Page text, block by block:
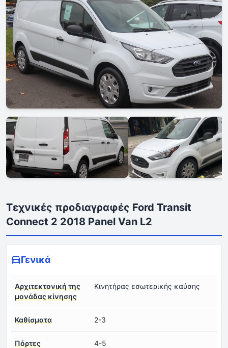
Τεχνικές προδιαγραφές Ford Transit
Connect 2 2018 Panel Van L2
Γενικά
Αρχιτεκτονική της
μονάδας κίνησης
Κινητήρας εσωτερικής καύσης
Καθίσματα 2-3
Πόρτες 4-5